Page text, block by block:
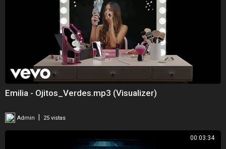
Emilia - Ojitos_Verdes.mp3 (Visualizer)
Admin 25 vistas
00:03:34